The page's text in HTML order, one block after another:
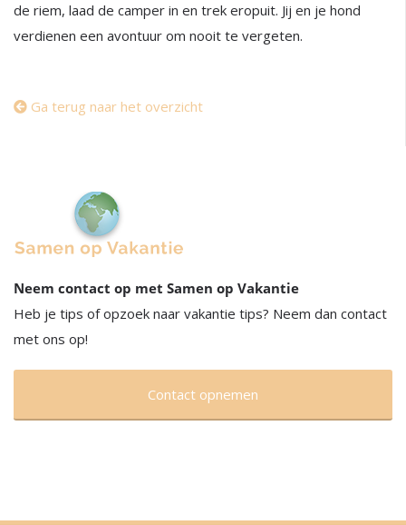
de riem, laad de camper in en trek eropuit. Jij en je hond
verdienen een avontuur om nooit te vergeten.
Ga terug naar het overzicht
Neem contact op met Samen op Vakantie
Heb je tips of opzoek naar vakantie tips? Neem dan contact
met ons op!
Contact opnemen